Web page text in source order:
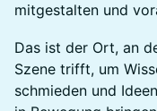
mitgestalten und
Das ist der Ort, an
Szene trifft, um
schmieden und